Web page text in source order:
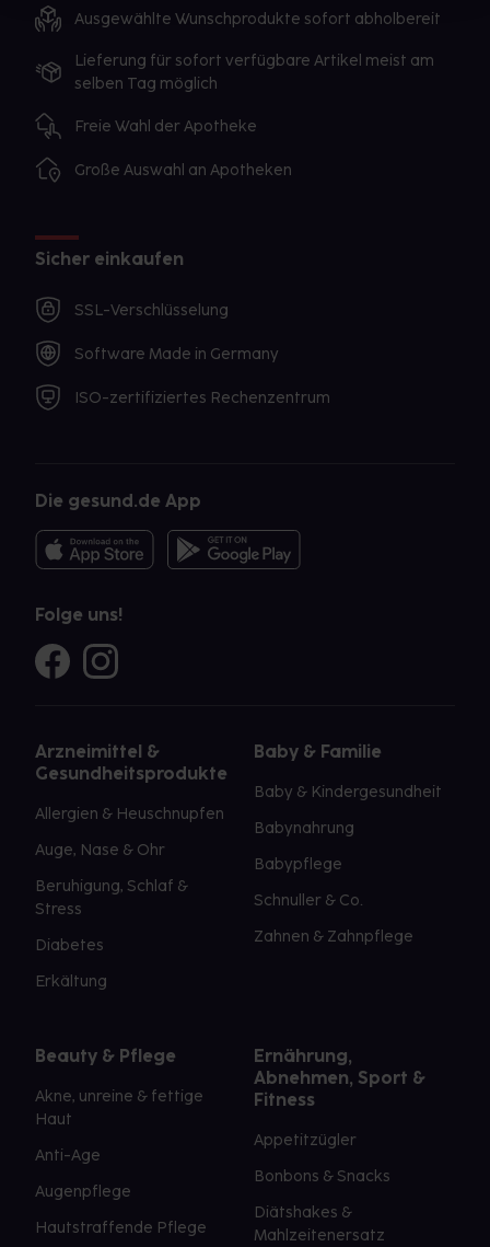
Ausgewählte Wunschprodukte sofort abholbereit
Lieferung für sofort verfügbare Artikel meist am
selben Tag möglich
Freie Wahl der Apotheke
Große Auswahl an Apotheken
Sicher einkaufen
SSL-Verschlüsselung
Software Made in Germany
ISO-zertifiziertes Rechenzentrum
Die gesund.de App
Folge uns!
Arzneimittel &
Gesundheitsprodukte
Allergien & Heuschnupfen
Auge, Nase & Ohr
Beruhigung, Schlaf &
Stress
Diabetes
Erkältung
Baby & Familie
Baby & Kindergesundheit
Babynahrung
Babypflege
Schnuller & Co.
Zahnen & Zahnpflege
Beauty & Pflege
Akne, unreine & fettige
Haut
Anti-Age
Augenpflege
Hautstraffende Pflege
Ernährung,
Abnehmen, Sport &
Fitness
Appetitzügler
Bonbons & Snacks
Diätshakes &
Mahlzeitenersatz